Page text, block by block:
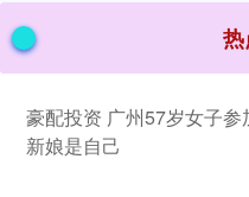
豪配投资 广州57岁女子
新娘是自己